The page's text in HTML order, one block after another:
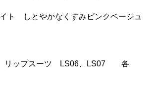
ト しとやかなくすみピンクベージュ
リップスーツ LS06、LS07 各